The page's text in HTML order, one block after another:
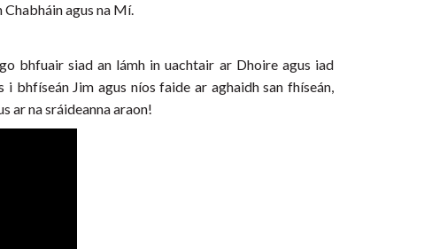
agus na Mí.
bhfuair siad an lámh in uachtair ar Dhoire agus iad
bhfíseán Jim agus níos faide ar aghaidh san fhíseán,
ar na sráideanna araon!